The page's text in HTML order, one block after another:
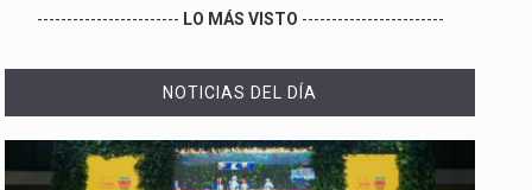
------------------------ LO MÁS VISTO ------------------------
NOTICIAS DEL DÍA